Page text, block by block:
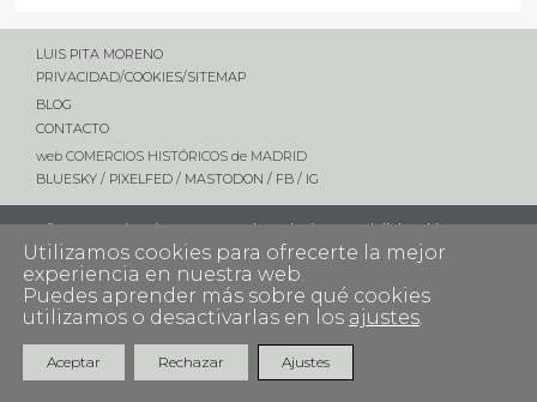
LUIS PITA MORENO
PRIVACIDAD/COOKIES/SITEMAP
BLOG
CONTACTO
web COMERCIOS HISTÓRICOS de MADRID
BLUESKY / PIXELFED / MASTODON / FB / IG
©2026 Luis Pita Moreno | Website established in 2001
Utilizamos cookies para ofrecerte la mejor
experiencia en nuestra web.
Puedes aprender más sobre qué cookies
utilizamos o desactivarlas en los ajustes.
Aceptar Rechazar Ajustes